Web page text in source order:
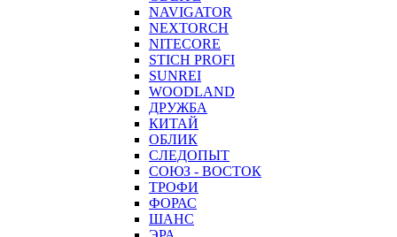
NAVIGATOR
NEXTORCH
NITECORE
STICH PROFI
SUNREI
WOODLAND
ДРУЖБА
КИТАЙ
ОБЛИК
СЛЕДОПЫТ
СОЮЗ - ВОСТОК
ТРОФИ
ФОРАС
ШАНС